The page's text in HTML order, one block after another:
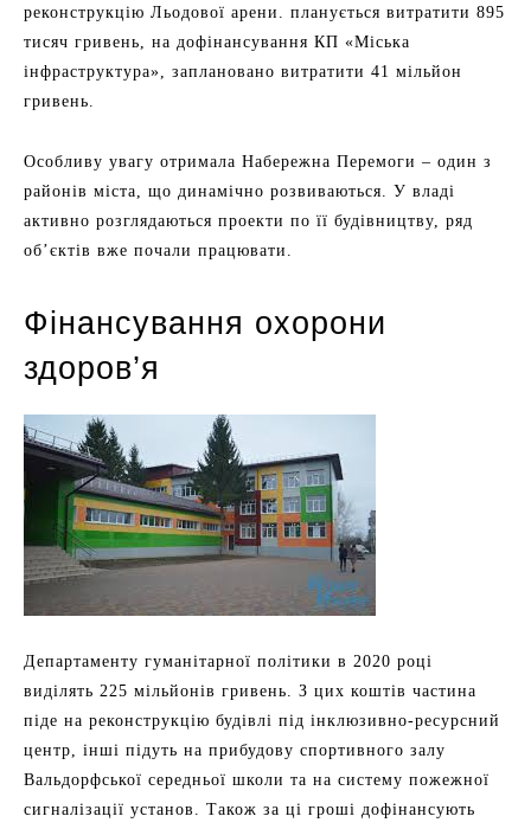
реконструкцію Льодової арени. планується витратити 895
тисяч гривень, на дофінансування КП «Міська
інфраструктура», заплановано витратити 41 мільйон
гривень.
Особливу увагу отримала Набережна Перемоги – один з
районів міста, що динамічно розвиваються. У владі
активно розглядаються проекти по її будівництву, ряд
об’єктів вже почали працювати.
Фінансування охорони
здоров’я
Департаменту гуманітарної політики в 2020 році
виділять 225 мільйонів гривень. З цих коштів частина
піде на реконструкцію будівлі під інклюзивно-ресурсний
центр, інші підуть на прибудову спортивного залу
Вальдорфської середньої школи та на систему пожежної
сигналізації установ. Також за ці гроші дофінансують